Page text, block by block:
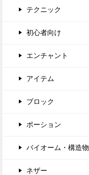
テクニック
初心者向け
エンチャント
アイテム
ブロック
ポーション
バイオーム・構造物
ネザー